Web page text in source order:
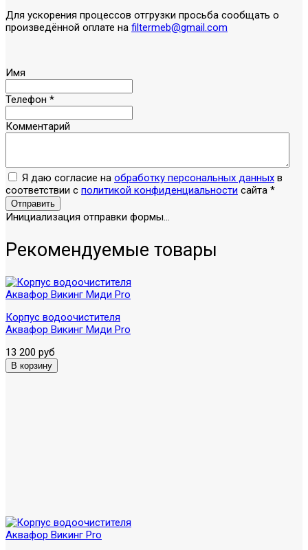
Для ускорения процессов отгрузки просьба сообщать о
произведённой оплате на filtermeb@gmail.com
Имя
Телефон *
Комментарий
Я даю согласие на обработку персональных данных в
соответствии с политикой конфиденциальности сайта *
Отправить
Инициализация отправки формы...
Рекомендуемые товары
Корпус водоочистителя
Аквафор Викинг Миди Pro
13 200 руб